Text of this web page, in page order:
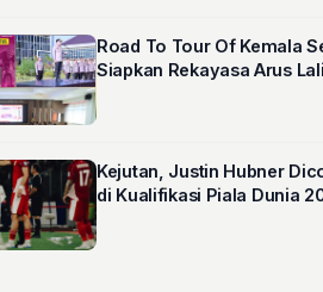
Road To Tour Of Kemala
Siapkan Rekayasa Arus
Kejutan, Justin Hubner
di Kualifikasi Piala Dunia